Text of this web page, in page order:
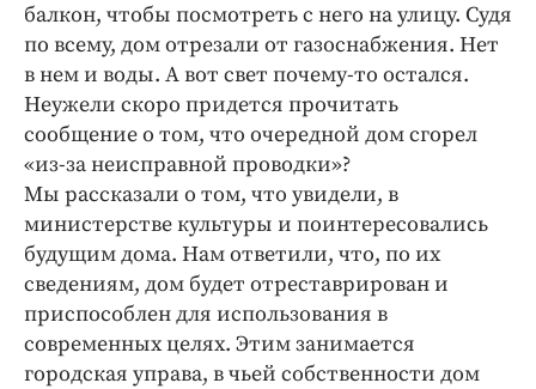
балкон, чтобы посмотреть с него на улицу. Судя
по всему, дом отрезали от газоснабжения. Нет
в нем и воды. А вот свет почему-то остался.
Неужели скоро придется прочитать
сообщение о том, что очередной дом сгорел
«из-за неисправной проводки»?
Мы рассказали о том, что увидели, в
министерстве культуры и поинтересовались
будущим дома. Нам ответили, что, по их
сведениям, дом будет отреставрирован и
приспособлен для использования в
современных целях. Этим занимается
городская управа, в чьей собственности дом